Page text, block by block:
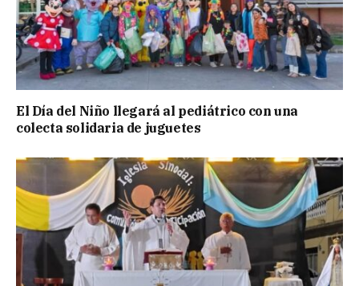
El Día del Niño llegará al pediátrico con una
colecta solidaria de juguetes